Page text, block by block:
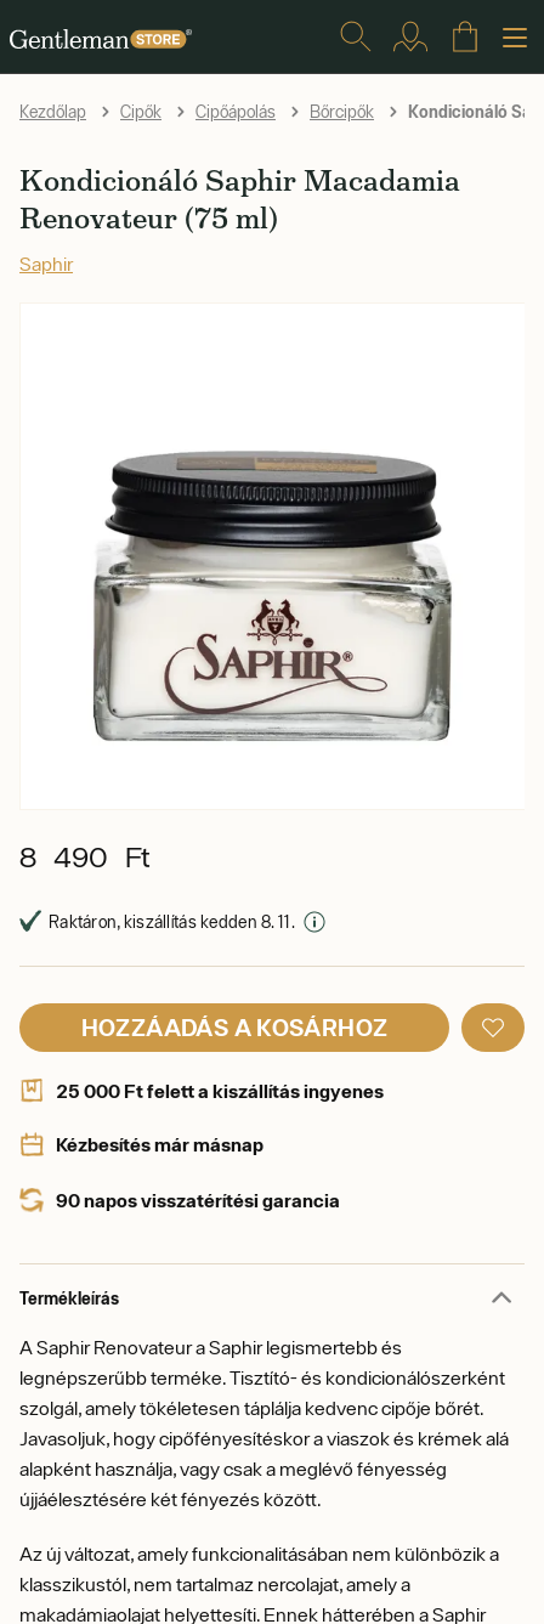
Kezdőlap Cipők Cipőápolás Bőrcipők Kondicionáló
Kondicionáló Saphir Macadamia
Renovateur (75 ml)
Saphir
8 490 Ft
Raktáron, kiszállítás kedden 8. 11.
HOZZÁADÁS A KOSÁRHOZ
25 000 Ft felett a kiszállítás ingyenes
Kézbesítés már másnap
90 napos visszatérítési garancia
Termékleírás
A Saphir Renovateur a Saphir legismertebb és
legnépszerűbb terméke. Tisztító- és kondicionálószerként
szolgál, amely tökéletesen táplálja kedvenc cipője bőrét.
Javasoljuk, hogy cipőfényesítéskor a viaszok és krémek alá
alapként használja, vagy csak a meglévő fényesség
újjáélesztésére két fényezés között.
Az új változat, amely funkcionalitásában nem különbözik a
klasszikustól, nem tartalmaz nercolajat, amely a
makadámiaolajat helyettesíti. Ennek hátterében a Saphir